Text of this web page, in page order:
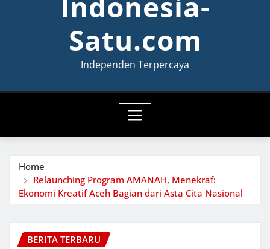
Satu.com
Independen Terpercaya
Home
Relaunching Program AMANAH, Menekraf:
Ekonomi Kreatif Aceh Bagian dari Asta Cita Nasional
BERITA TERBARU